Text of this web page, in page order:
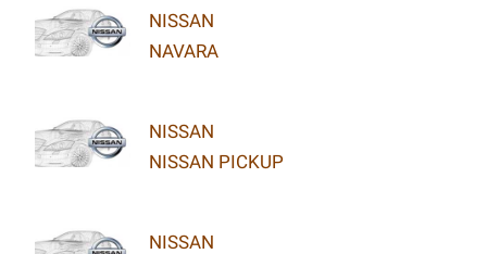
NISSAN
NAVARA
NISSAN
NISSAN PICKUP
NISSAN